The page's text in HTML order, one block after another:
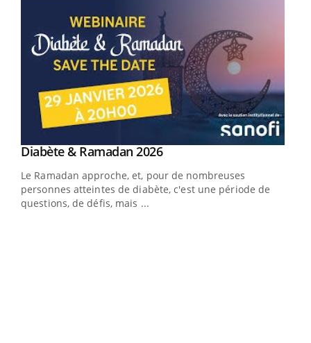
Youtube
Diabète & Ramadan 2026Youtube
Le Ramadan approche, et, pour de nombreuses
personnes atteintes de diabète, c'est une période de
questions, de défis, mais ...